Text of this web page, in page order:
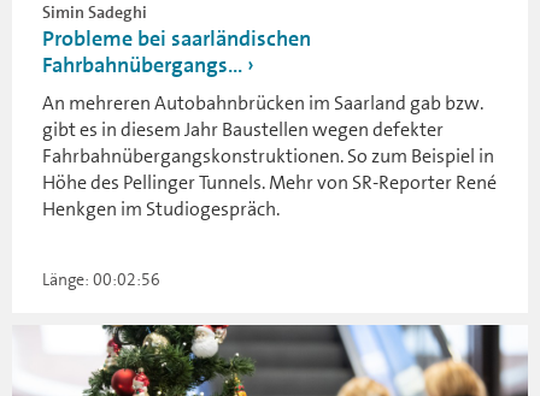
Simin Sadeghi
Probleme bei saarländischen
Fahrbahnübergangs...
An mehreren Autobahnbrücken im Saarland gab bzw.
gibt es in diesem Jahr Baustellen wegen defekter
Fahrbahnübergangskonstruktionen. So zum Beispiel in
Höhe des Pellinger Tunnels. Mehr von SR-Reporter René
Henkgen im Studiogespräch.
Länge: 00:02:56